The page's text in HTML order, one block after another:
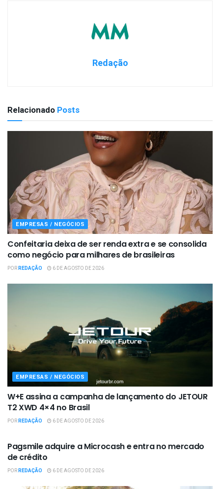
Redação
Relacionado Posts
EMPRESAS / NEGÓCIOS
Confeitaria deixa de ser renda extra e se consolida
como negócio para milhares de brasileiras
PORREDAÇÃO 6 DE AGOSTO DE 2026
EMPRESAS / NEGÓCIOS
W+E assina a campanha de lançamento do JETOUR
T2 XWD 4×4 no Brasil
PORREDAÇÃO 6 DE AGOSTO DE 2026
Pagsmile adquire a Microcash e entra no mercado
de crédito
PORREDAÇÃO 6 DE AGOSTO DE 2026